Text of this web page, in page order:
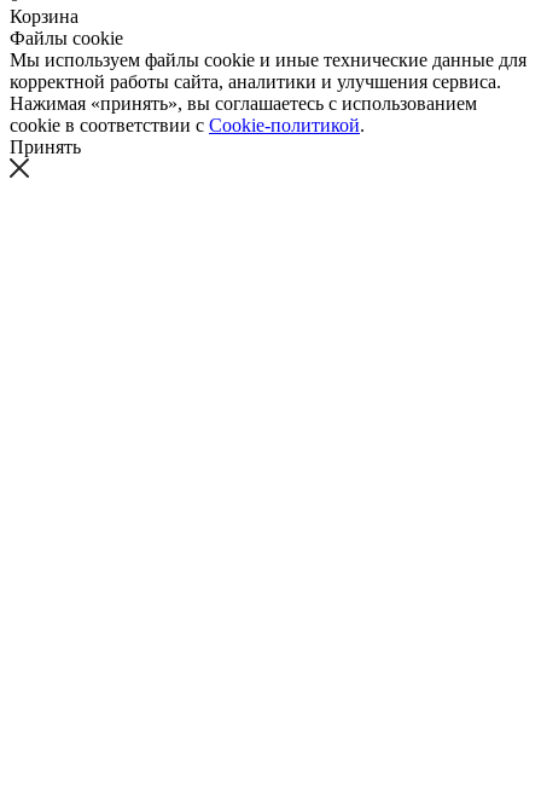
Корзина
Файлы cookie
Мы используем файлы cookie и иные технические данные для
корректной работы сайта, аналитики и улучшения сервиса.
Нажимая «принять», вы соглашаетесь с использованием
cookie в соответствии с Cookie-политикой.
Принять